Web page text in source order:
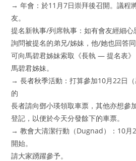
→ 年會：於11月7日崇拜後召開。議程
友。
提名新執事/列席執事：如有會友經細
詢問被提名的弟兄/姊妹，他/她也回答
可向馬碧君姊妹索取《長執 — 提名表
馬碧君姊妹。
→ 長者秋季活動：打算參加10月22日
的
長者請向鄧小瑛領取車票，其他亦想參
登記，以便於今天分發餘下的車票。
→ 教會大清潔行動（Dugnad）：10月
開始。
請大家踴躍參予。